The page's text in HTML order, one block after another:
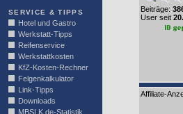
SERVICE & TIPPS
Hotel und Gastro
Werkstatt-Tipps
Reifenservice
Werkstattkosten
KfZ-Kosten-Rechner
Felgenkalkulator
Link-Tipps
Downloads
MBSLK.de-Statistik
Beiträge:
User seit
Affiliate-